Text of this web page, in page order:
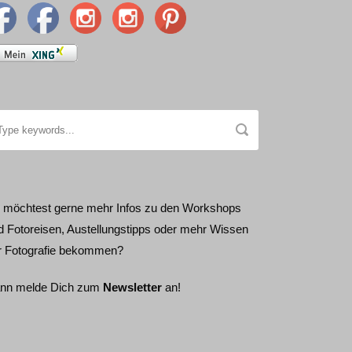
möchtest gerne mehr Infos zu den Workshops
Fotoreisen, Austellungstipps oder mehr Wissen
Fotografie bekommen?
melde Dich zum Newsletter an!